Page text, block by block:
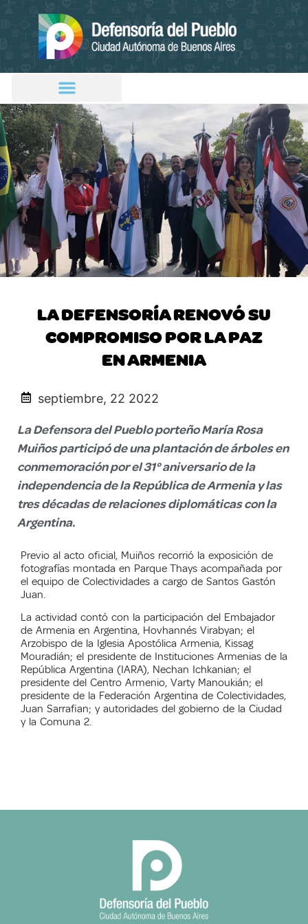
LA DEFENSORÍA RENOVÓ SU
COMPROMISO POR LA PAZ
EN ARMENIA
septiembre, 22 2022
La Defensora del Pueblo porteño María Rosa
Muiños participó de una plantación de árboles en
conmemoración por el 31° aniversario de la
independencia de la República de Armenia y las
tres décadas de relaciones diplomáticas con la
Argentina.
Previo al acto oficial, Muiños recorrió la exposición de
fotografías montada en Parque Thays acompañada por
el equipo de Colectividades a cargo de Santos Gastón
Juan.
La actividad contó con la participación del Embajador
de Armenia en Argentina, Hovhannés Virabyan; el
Arzobispo de la Iglesia Apostólica Armenia, Kissag
Mouradián; el presidente de Instituciones Armenias de la
República Argentina (IARA), Nechan Ichkanian; el
presidente del Centro Armenio, Varty Manoukián; el
presidente de la Federación Argentina de Colectividades,
Juan Sarrafian; y autoridades del gobierno de la Ciudad
y la Comuna 2.